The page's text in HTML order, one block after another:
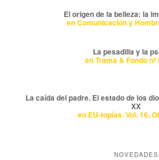
El origen de la belleza: la
en Comunicación y
La pesadilla y la
en Trama & Fondo nº
La caída del padre. El estado de los
XX
en EU-topías. Vol. 16,
NOVEDADES